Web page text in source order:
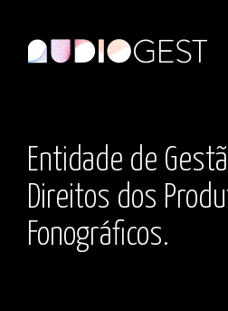
Entidade de
Direitos dos
Fonográficos.